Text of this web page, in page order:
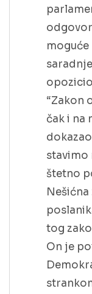
moguće
“Zakon
čak i na
stavimo
štetno
tog
On je